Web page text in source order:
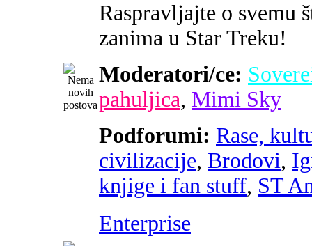
Raspravljajte o svemu
zanima u Star Treku!
Moderatori/ce:
pahuljica, Mimi Sky
Podforumi: Rase,
civilizacije, Brodovi,
knjige i fan stuff, ST
Enterprise